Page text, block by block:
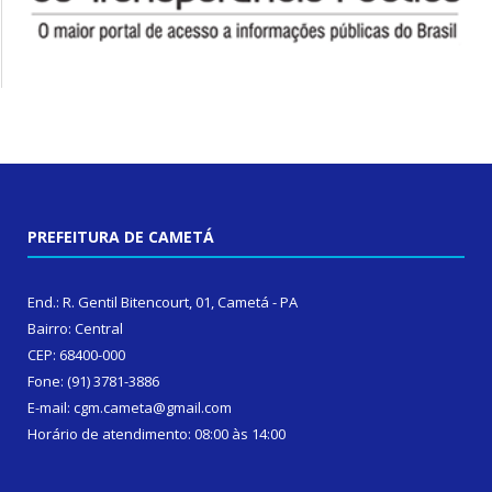
PREFEITURA DE CAMETÁ
End.: R. Gentil Bitencourt, 01, Cametá - PA
Bairro: Central
CEP: 68400-000
Fone: (91) 3781-3886
E-mail: cgm.cameta@gmail.com
Horário de atendimento: 08:00 às 14:00